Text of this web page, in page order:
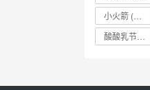
小火箭 (337)